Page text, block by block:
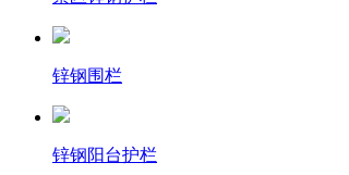
锌钢围栏
锌钢阳台护栏